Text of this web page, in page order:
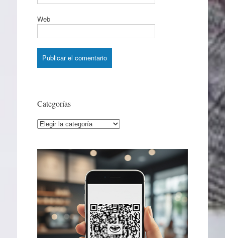
Web
Categorías
Categorías